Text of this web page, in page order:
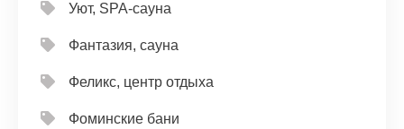
Уют, SPA-сауна
Фантазия, сауна
Феликс, центр отдыха
Фоминские бани